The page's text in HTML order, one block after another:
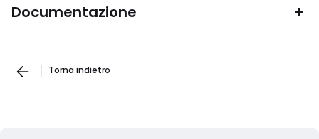
Documentazione
Torna indietro